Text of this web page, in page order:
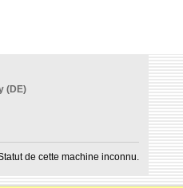
(DE)
de cette machine inconnu.